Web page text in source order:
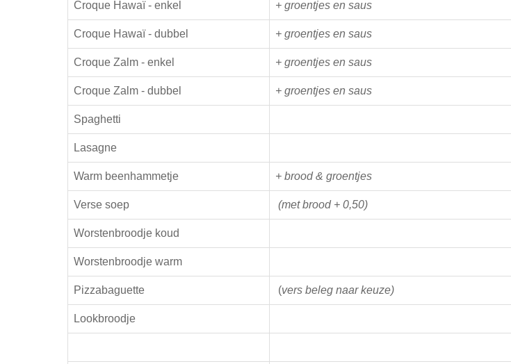
Croque Hawaï - enkel + groentjes en saus
Croque Hawaï - dubbel + groentjes en saus
Croque Zalm - enkel + groentjes en saus
Croque Zalm - dubbel + groentjes en saus
Spaghetti
Lasagne
Warm beenhammetje + brood & groentjes
Verse soep (met brood + 0,50)
Worstenbroodje koud
Worstenbroodje warm
Pizzabaguette (vers beleg naar keuze)
Lookbroodje